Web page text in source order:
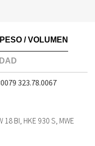
/ VOLUMEN
323.78.0067
BI, HKE 930 S, MWE